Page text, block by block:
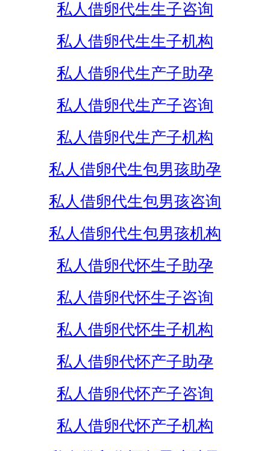
私人借卵代生生子咨询
私人借卵代生生子机构
私人借卵代生产子助孕
私人借卵代生产子咨询
私人借卵代生产子机构
私人借卵代生包男孩助孕
私人借卵代生包男孩咨询
私人借卵代生包男孩机构
私人借卵代怀生子助孕
私人借卵代怀生子咨询
私人借卵代怀生子机构
私人借卵代怀产子助孕
私人借卵代怀产子咨询
私人借卵代怀产子机构